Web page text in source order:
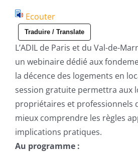
Ecouter
Traduire / Translate
L’ADIL de Paris et du Val-de-
un webinaire dédié aux
la décence des logements en
session gratuite permettra aux
propriétaires et professionnels
mieux comprendre les règles
implications pratiques.
Au programme :